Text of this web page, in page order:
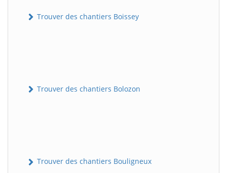
Trouver des chantiers Boissey
Trouver des chantiers Bolozon
Trouver des chantiers Bouligneux